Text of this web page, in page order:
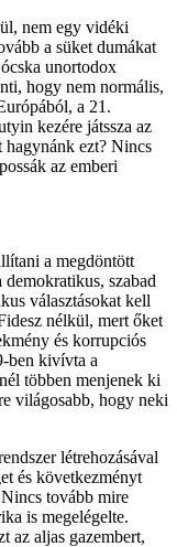
nem egy vidéki
a süket dumákat
unortodox
hogy nem normális,
a 21.
kezére játssza az
hagynánk ezt? Nincs
az emberi
a megdöntött
szabad
választásokat kell
nélkül, mert őket
és korrupciós
ben kivívta a
többen menjenek ki
világosabb, hogy neki
létrehozásával
és következményt
tovább mire
is megelégelte.
az aljas gazembert,